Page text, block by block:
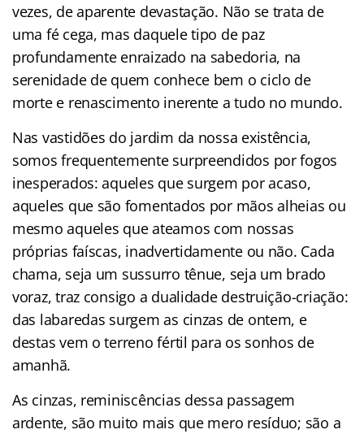
vezes, de aparente devastação. Não se trata de
uma fé cega, mas daquele tipo de paz
profundamente enraizado na sabedoria, na
serenidade de quem conhece bem o ciclo de
morte e renascimento inerente a tudo no mundo.
Nas vastidões do jardim da nossa existência,
somos frequentemente surpreendidos por fogos
inesperados: aqueles que surgem por acaso,
aqueles que são fomentados por mãos alheias ou
mesmo aqueles que ateamos com nossas
próprias faíscas, inadvertidamente ou não. Cada
chama, seja um sussurro tênue, seja um brado
voraz, traz consigo a dualidade destruição-criação:
das labaredas surgem as cinzas de ontem, e
destas vem o terreno fértil para os sonhos de
amanhã.
As cinzas, reminiscências dessa passagem
ardente, são muito mais que mero resíduo; são a